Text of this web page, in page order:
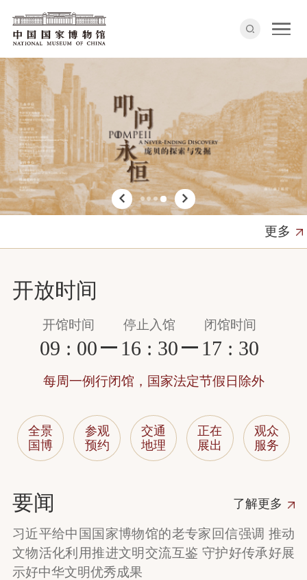
更多
开放时间
开馆时间
09 : 00
停止入馆
16 : 30
闭馆时间
17 : 30
每周一例行闭馆，国家法定节假日除外
全景
国博
参观
预约
交通
地理
正在
展出
观众
服务
要闻 了解更多
习近平给中国国家博物馆的老专家回信强调 推动
文物活化利用推进文明交流互鉴 守护好传承好展
示好中华文明优秀成果